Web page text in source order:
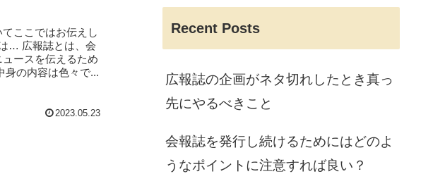
ここではお伝えし
ースを伝えるため
大きさや形、中身の内容は色々で...
2023.05.23
Recent Posts
広報誌の企画がネタ切れしたとき真っ
先にやるべきこと
会報誌を発行し続けるためにはどのよ
うなポイントに注意すれば良い？